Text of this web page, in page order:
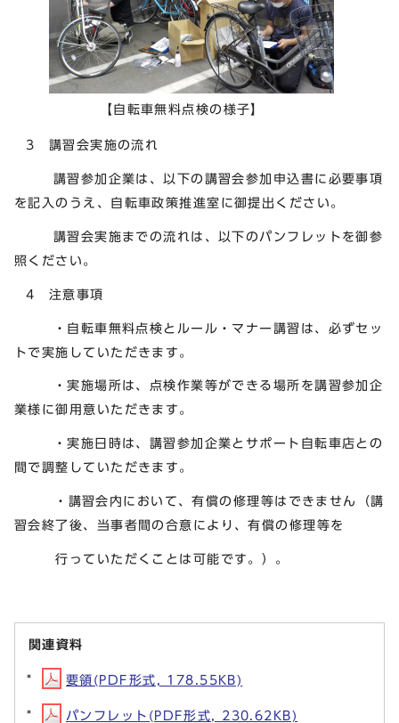
【自転車無料点検の様子】
3 講習会実施の流れ
講習参加企業は、以下の講習会参加申込書に必要事項
を記入のうえ、自転車政策推進室に御提出ください。
講習会実施までの流れは、以下のパンフレットを御参
照ください。
4 注意事項
・自転車無料点検とルール・マナー講習は、必ずセッ
トで実施していただきます。
・実施場所は、点検作業等ができる場所を講習参加企
業様に御用意いただきます。
・実施日時は、講習参加企業とサポート自転車店との
間で調整していただきます。
・講習会内において、有償の修理等はできません（講
習会終了後、当事者間の合意により、有償の修理等を
行っていただくことは可能です。）。
関連資料
要領(PDF形式, 178.55KB)
パンフレット(PDF形式, 230.62KB)